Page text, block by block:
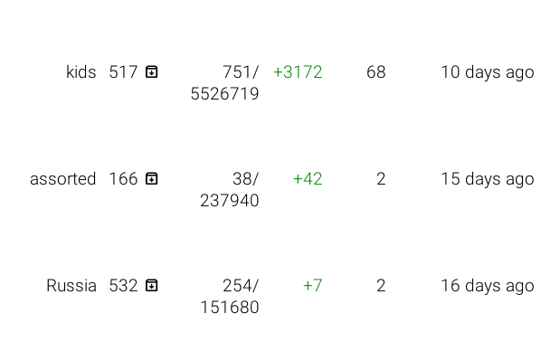
kids 517 
751/
5526719
+3172 68 10 days ago
assorted 166 
38/
237940
+42 2 15 days ago
Russia 532 
254/
151680
+7 2 16 days ago